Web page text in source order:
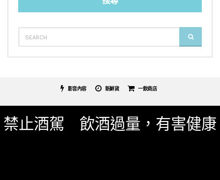
SEARCH
FOR:
SEARCH
影音內容 新鮮貨 一飲商店
關於我們 服務條款
禁止酒駕 飲酒過量，有害健康